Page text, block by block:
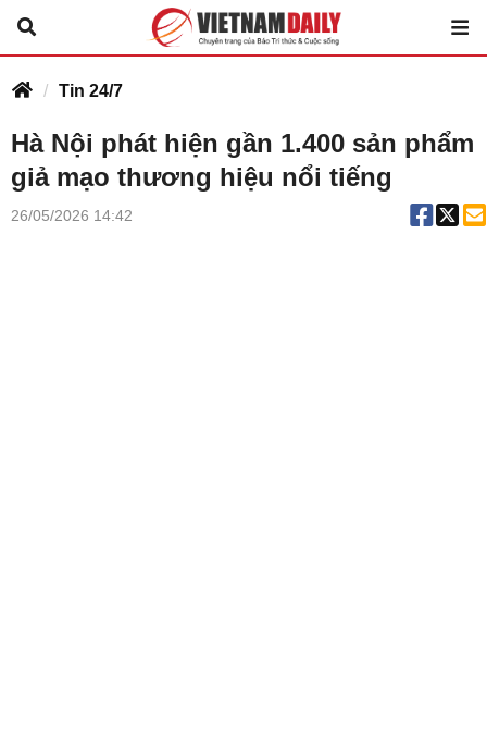
Tin 24/7
Hà Nội phát hiện gần 1.400 sản phẩm
giả mạo thương hiệu nổi tiếng
26/05/2026 14:42